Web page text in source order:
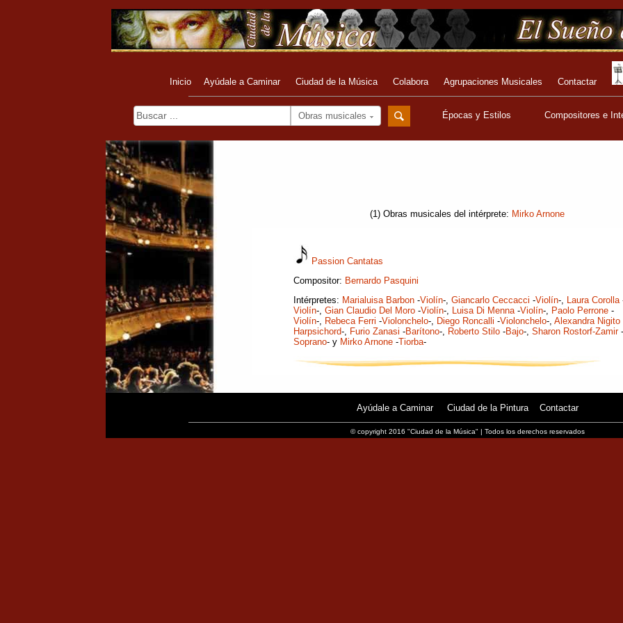
Inicio Ayúdale a Caminar Ciudad de la Música Colabora Agrupaciones Musicales Contactar
Obras musicales Épocas y Estilos Compositores e
(1) Obras musicales del intérprete: Mirko Arnone
Passion Cantatas
Compositor: Bernardo Pasquini
Intérpretes: Marialuisa Barbon -Violín-, Giancarlo Ceccacci -Violín-, Laura Corolla
Violín-, Gian Claudio Del Moro -Violín-, Luisa Di Menna-Violín-, Paolo Perrone -
Violín-, Rebeca Ferri -Violonchelo-, Diego Roncalli -Violonchelo-, Alexandra Nigito
Harpsichord-, Furio Zanasi -Barítono-, Roberto Stilo -Bajo-, Sharon Rostorf-Zamir-
Soprano- y Mirko Arnone -Tiorba-
Ayúdale a Caminar Ciudad de la Pintura Contactar
© copyright 2016 "Ciudad de la Música" | Todos los derechos reservados